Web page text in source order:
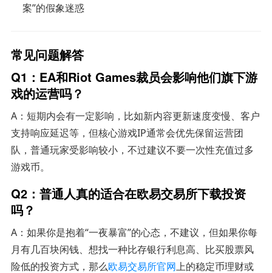
案”的假象迷惑
常见问题解答
Q1：EA和Riot Games裁员会影响他们旗下游
戏的运营吗？
A：短期内会有一定影响，比如新内容更新速度变慢、客户
支持响应延迟等，但核心游戏IP通常会优先保留运营团
队，普通玩家受影响较小，不过建议不要一次性充值过多
游戏币。
Q2：普通人真的适合在欧易交易所下载投资
吗？
A：如果你是抱着“一夜暴富”的心态，不建议，但如果你每
月有几百块闲钱、想找一种比存银行利息高、比买股票风
险低的投资方式，那么欧易交易所官网上的稳定币理财或